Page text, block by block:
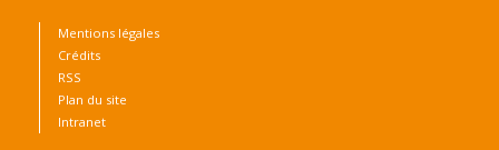
Mentions légales
Crédits
RSS
Plan du site
Intranet